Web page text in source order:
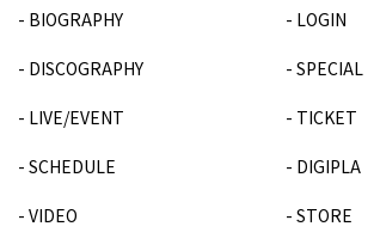
BIOGRAPHY
DISCOGRAPHY
LIVE/EVENT
SCHEDULE
VIDEO
LOGIN
SPECIAL
TICKET
DIGIPLA
STORE